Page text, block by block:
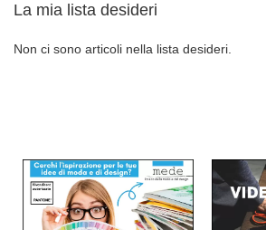
La mia lista desideri
Non ci sono articoli nella lista desideri.